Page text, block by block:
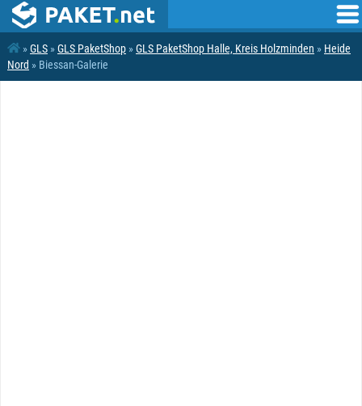
»GLS »GLS PaketShop »GLS PaketShop Halle, Kreis Holzminden » Heide
Nord » Biessan-Galerie